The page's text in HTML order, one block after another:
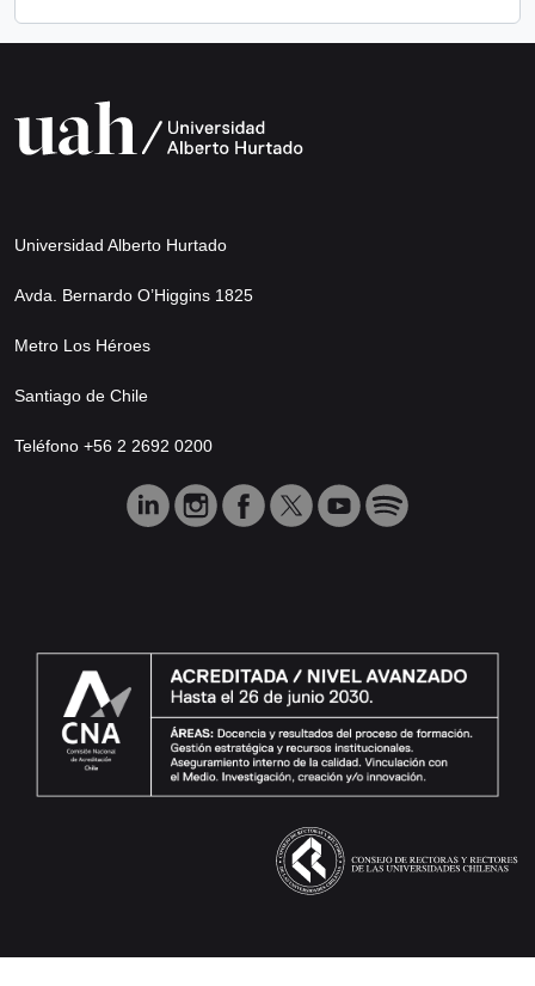
Universidad Alberto Hurtado
Avda. Bernardo O’Higgins 1825
Metro Los Héroes
Santiago de Chile
Teléfono +56 2 2692 0200